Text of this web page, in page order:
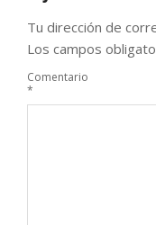
Tu dirección de
Los campos
Comentario
*